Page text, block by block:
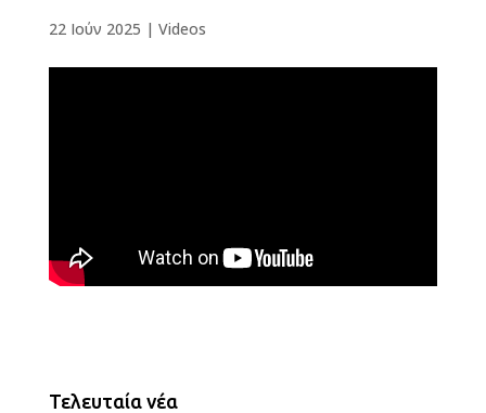
22 Ιούν 2025 | Videos
Τελευταία νέα